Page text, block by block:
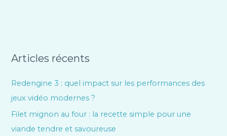
Articles récents
Redengine 3 : quel impact sur les performances des
jeux vidéo modernes ?
Filet mignon au four : la recette simple pour une
viande tendre et savoureuse